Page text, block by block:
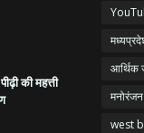
की महत्ती
आर्थिक
मनोरंजन
west